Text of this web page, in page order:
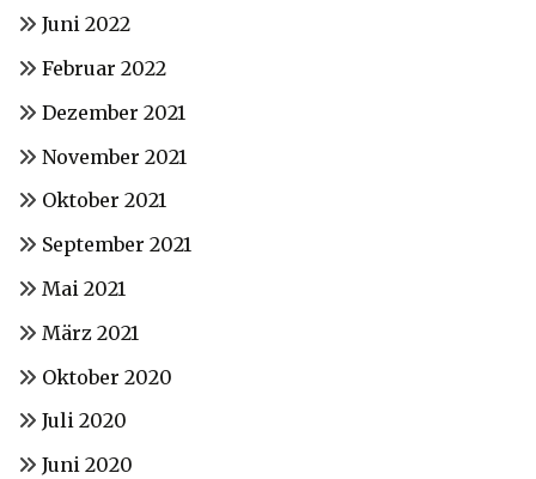
Juni 2022
Februar 2022
Dezember 2021
November 2021
Oktober 2021
September 2021
Mai 2021
März 2021
Oktober 2020
Juli 2020
Juni 2020